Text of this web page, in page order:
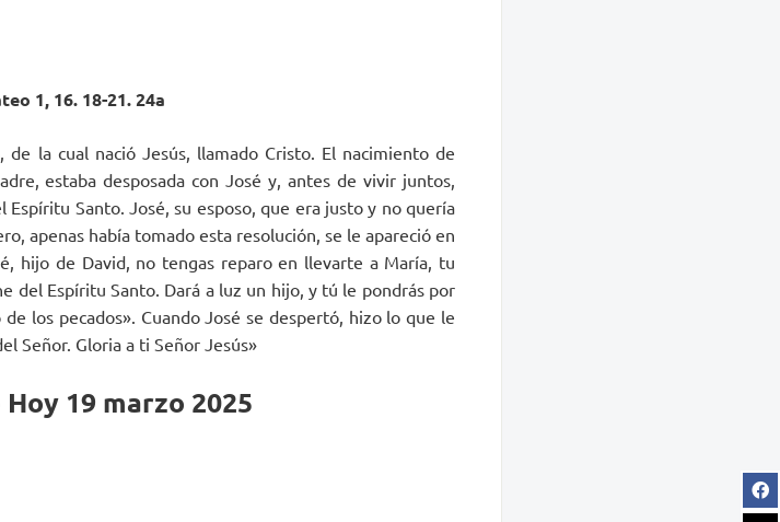
1, 16. 18-21. 24a
la cual nació Je­sús, llamado Cristo. El nacimiento de
estaba desposada con José y, antes de vivir juntos,
Santo. José, su esposo, que era justo y no quería
apenas había tomado esta resolución, se le apareció en
hijo de David, no tengas reparo en llevarte a María, tu
del Espíritu Santo. Dará a luz un hijo, y tú le pondrás por
los pecados». Cuando José se despertó, hizo lo que le
Señor. Gloria a ti Señor Jesús»
19 marzo 2025